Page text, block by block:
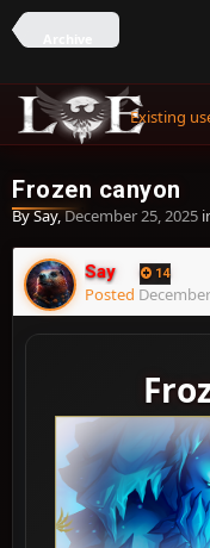
Existing
Frozen canyon
BySay,December 25, 2025
Say 14
Posted